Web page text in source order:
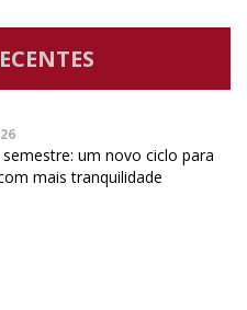
um novo ciclo para
mais tranquilidade